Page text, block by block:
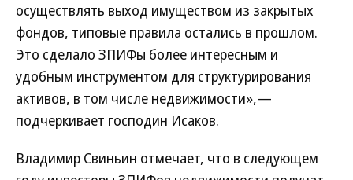
осуществлять выход имуществом из закрытых
фондов, типовые правила остались в прошлом.
Это сделало ЗПИФы более интересным и
удобным инструментом для структурирования
активов, в том числе недвижимости»,—
подчеркивает господин Исаков.
Владимир Свиньин отмечает, что в следующем